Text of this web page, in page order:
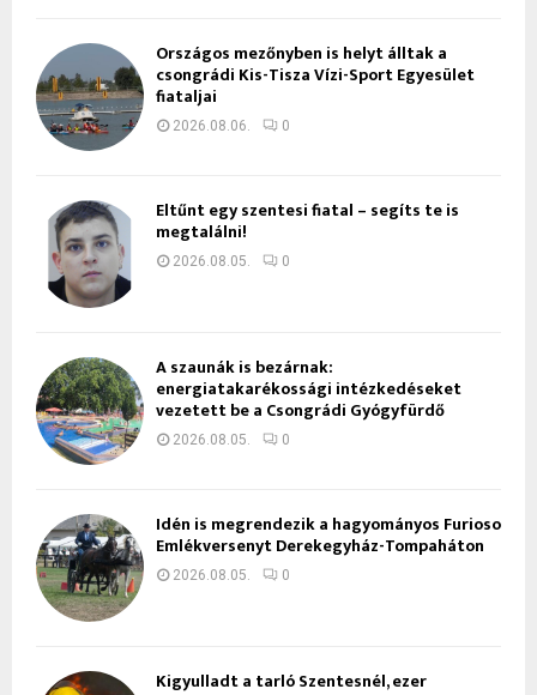
Országos mezőnyben is helyt álltak a
csongrádi Kis-Tisza Vízi-Sport Egyesület
fiataljai
2026.08.06. 0
Eltűnt egy szentesi fiatal – segíts te is
megtalálni!
2026.08.05. 0
A szaunák is bezárnak:
energiatakarékossági intézkedéseket
vezetett be a Csongrádi Gyógyfürdő
2026.08.05. 0
Idén is megrendezik a hagyományos Furioso
Emlékversenyt Derekegyház-Tompaháton
2026.08.05. 0
Kigyulladt a tarló Szentesnél, ezer